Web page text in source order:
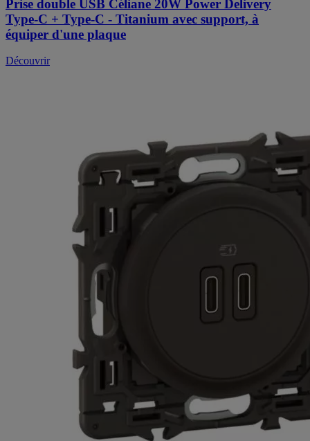
Prise double USB Céliane 20W Power Delivery
Type-C + Type-C - Titanium avec support, à
équiper d'une plaque
Découvrir